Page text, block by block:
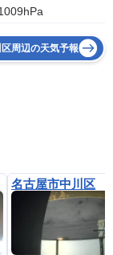
周辺の天気予報
名古屋市中川区